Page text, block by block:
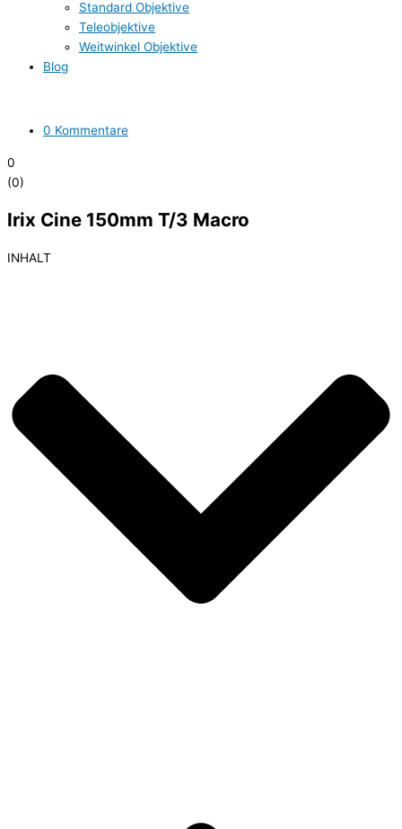
Standard Objektive
Teleobjektive
Weitwinkel Objektive
Blog
0 Kommentare
0
(0)
Irix Cine 150mm T/3 Macro
INHALT